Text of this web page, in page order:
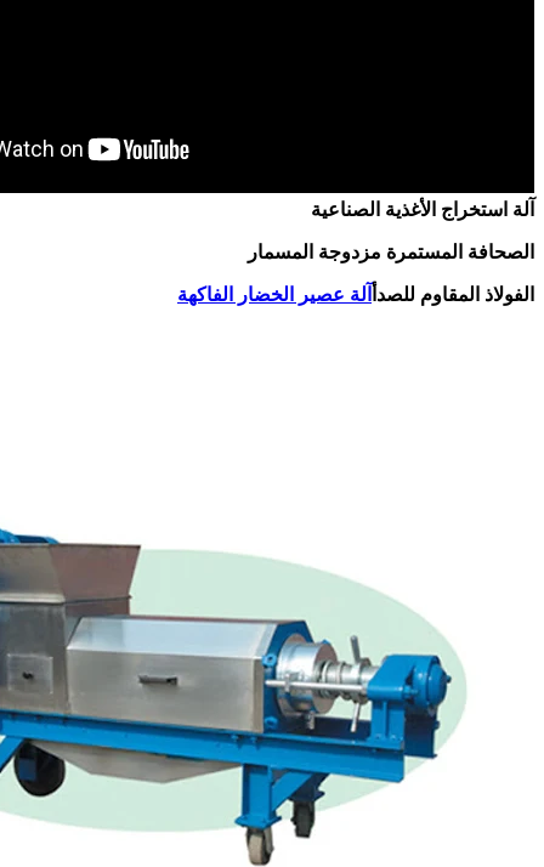
آلة استخراج الأغذية الصناعية
الصحافة المستمرة مزدوجة المسمار
الفولاذ المقاوم للصدأ آلة عصير الخضار الفاكهة